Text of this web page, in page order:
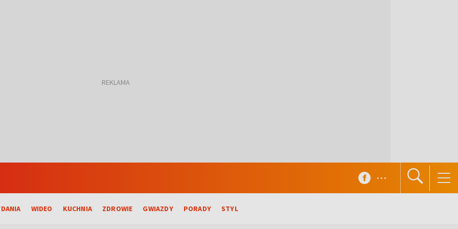
WIDEO KUCHNIA ZDROWIE GWIAZDY PORADY STYL
...